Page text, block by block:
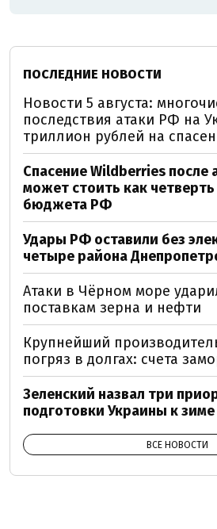
ПОСЛЕДНИЕ НОВОСТИ
Новости 5 августа:
последствия атаки РФ на
триллион рублей на
Спасение Wildberries после
может стоить как
бюджета РФ
Удары РФ оставили без
четыре района
Атаки в Чёрном море
поставкам зерна и нефти
Крупнейший
погряз в долгах: счета
Зеленский назвал три
подготовки Украины к зиме
ВСЕ НОВОСТИ